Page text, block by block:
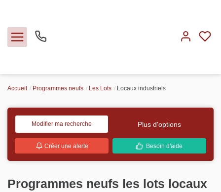
Locations
Expertise
Nos métiers
Accueil Programmes neufs Les Lots Locaux industriels
Modifier ma recherche Plus d'options
Créer une alerte Besoin d'aide
Programmes neufs les lots